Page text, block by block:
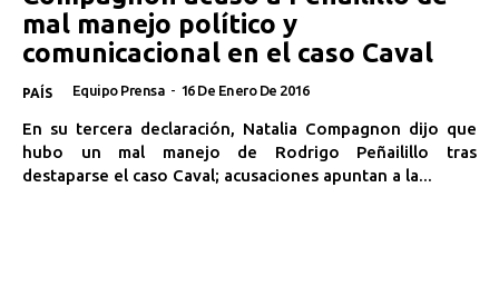
mal manejo político y
comunicacional en el caso Caval
PAÍS Equipo Prensa - 16 De Enero De 2016
En su tercera declaración, Natalia Compagnon dijo que
hubo un mal manejo de Rodrigo Peñailillo tras
destaparse el caso Caval; acusaciones apuntan a la...